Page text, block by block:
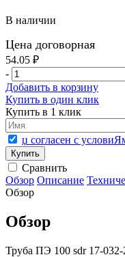
В наличии
Цена договорная
54.05 ₽
-
Добавить в корзину
Купить в один клик
Купить в 1 клик
џ согласен с
Сравнить
Обзор Описание
Обзор
Обзор
Труба ПЭ 100 sdr 17-032-